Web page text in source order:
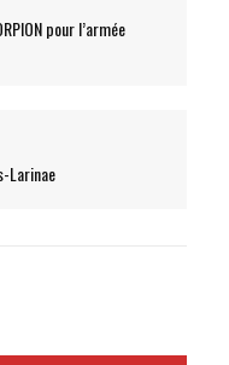
pour l’armée
Larinae